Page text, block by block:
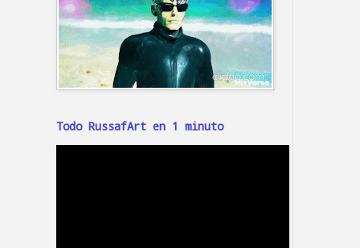
Todo RussafArt en 1 minuto